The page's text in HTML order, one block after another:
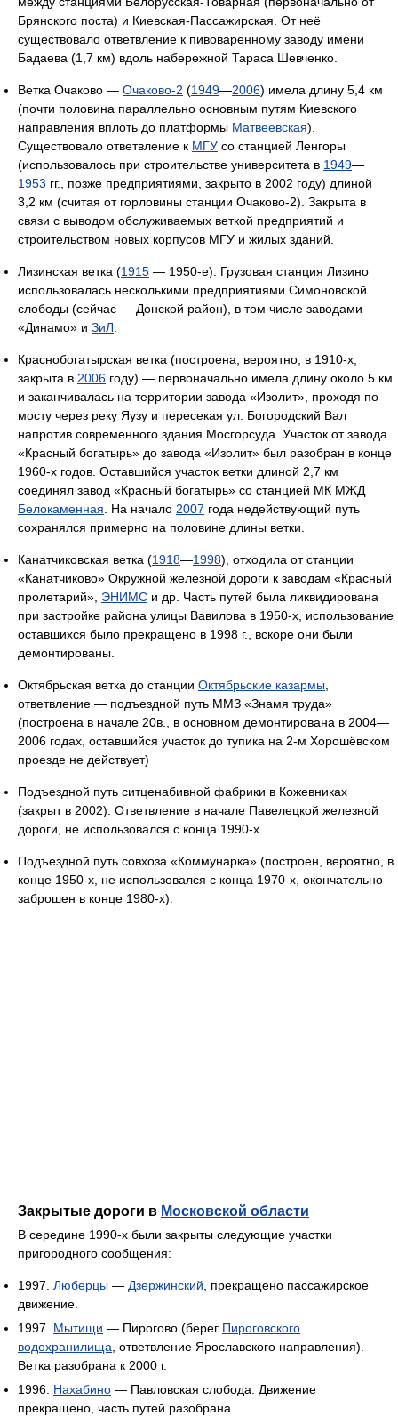
Брянского поста) и Киевская-Пассажирская. От неё
существовало ответвление к пивоваренному заводу имени
Бадаева (1,7 км) вдоль набережной Тараса Шевченко.
Ветка Очаково — Очаково-2 (1949—2006) имела длину 5,4 км
(почти половина параллельно основным путям Киевского
направления вплоть до платформы Матвеевская).
Существовало ответвление к МГУ со станцией Ленгоры
(использовалось при строительстве университета в 1949—
1953 гг., позже предприятиями, закрыто в 2002 году) длиной
3,2 км (считая от горловины станции Очаково-2). Закрыта в
связи с выводом обслуживаемых веткой предприятий и
строительством новых корпусов МГУ и жилых зданий.
Лизинская ветка (1915 — 1950-е). Грузовая станция Лизино
использовалась несколькими предприятиями Симоновской
слободы (сейчас — Донской район), в том числе заводами
«Динамо» и ЗиЛ
Краснобогатырская ветка (построена, вероятно, в 1910-х,
закрыта в 2006 году) — первоначально имела длину около 5 км
и заканчивалась на территории завода «Изолит», проходя по
мосту через реку Яузу и пересекая ул. Богородский Вал
напротив современного здания Мосгорсуда. Участок от завода
«Красный богатырь» до завода «Изолит» был разобран в конце
1960-х годов. Оставшийся участок ветки длиной 2,7 км
соединял завод «Красный богатырь» со станцией МК МЖД
Белокаменная . На начало 2007 года недействующий путь
сохранялся примерно на половине длины ветки.
Канатчиковская ветка (1918—1998), отходила от станции
«Канатчиково» Окружной железной дороги к заводам «Красный
пролетарий», ЭНИМС и др. Часть путей была ликвидирована
при застройке района улицы Вавилова в 1950-х, использование
оставшихся было прекращено в 1998 г., вскоре они были
демонтированы.
Октябрьская ветка до станции Октябрьские казармы
ответвление — подъездной путь ММЗ «Знамя труда»
(построена в начале 20в., в основном демонтирована в 2004—
2006 годах, оставшийся участок до тупика на 2-м Хорошёвском
проезде не действует)
Подъездной путь ситценабивной фабрики в Кожевниках
(закрыт в 2002). Ответвление в начале Павелецкой железной
дороги, не использовался с конца 1990-х.
Подъездной путь совхоза «Коммунарка» (построен, вероятно, в
конце 1950-х, не использовался с конца 1970-х, окончательно
заброшен в конце 1980-х).
Закрытые дороги в Московской области
В середине 1990-х были закрыты следующие участки
пригородного сообщения:
1997. Люберцы — Дзержинский , прекращено пассажирское
движение.
1997. Мытищи — Пирогово (берег Пироговского
водохранилища , ответвление Ярославского направления).
Ветка разобрана к 2000 г.
1996. Нахабино — Павловская слобода. Движение
прекращено, часть путей разобрана.